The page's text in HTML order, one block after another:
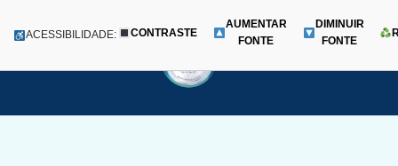
para
Menu
ACESSIBILIDADE: CONTRASTE
AUMENTAR
FONTE
DIMINUIR
FONTE